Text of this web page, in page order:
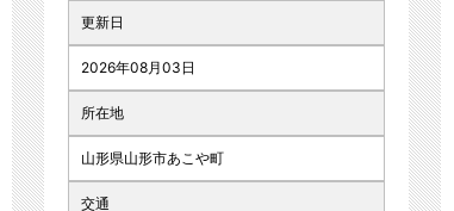
更新日
2026年08月03日
所在地
山形県山形市あこや町
交通